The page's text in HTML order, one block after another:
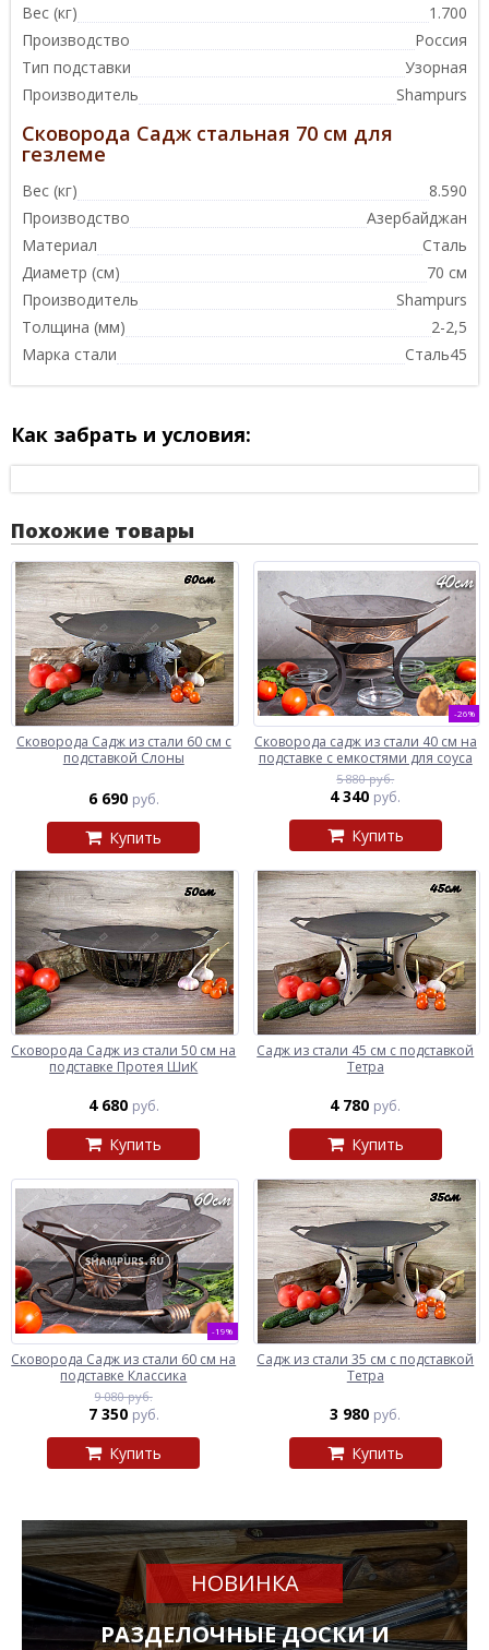
Вес (кг)
1.700
Производство
Россия
Тип подставки
Узорная
Производитель
Shampurs
Сковорода Садж стальная 70 см для
гезлеме
Вес (кг)
8.590
Производство
Азербайджан
Материал
Сталь
Диаметр (см)
70 см
Производитель
Shampurs
Толщина (мм)
2-2,5
Марка стали
Сталь45
Как забрать и условия:
Похожие товары
Сковорода Садж из стали 60 см с
подставкой Слоны
6 690 руб.
Купить
-26%
Сковорода садж из стали 40 см на
подставке с емкостями для соуса
5 880 руб.
4 340 руб.
Купить
Сковорода Садж из стали 50 см на
подставке Протея ШиК
4 680 руб.
Купить
Садж из стали 45 см с подставкой
Тетра
4 780 руб.
Купить
-19%
Сковорода Садж из стали 60 см на
подставке Классика
9 080 руб.
7 350 руб.
Купить
Садж из стали 35 см с подставкой
Тетра
3 980 руб.
Купить
НОВИНКА
РАЗДЕЛОЧНЫЕ ДОСКИ И